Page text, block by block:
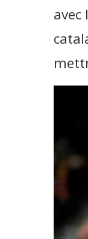
avec